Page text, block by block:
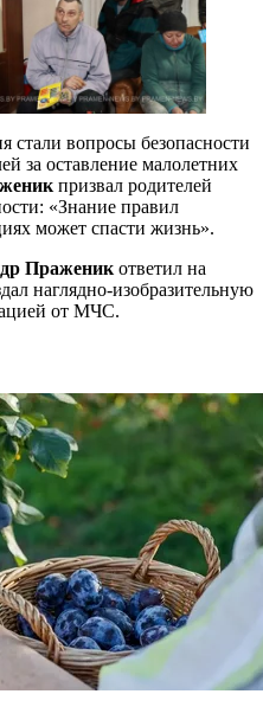
вопросы безопасности
за оставление малолетних
призвал родителей
«Знание правил
может спасти жизнь».
Праженик ответил на
наглядно-изобразительную
от МЧС.